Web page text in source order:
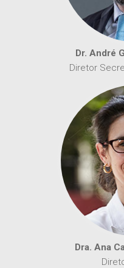
Dr. André
Diretor
Dra. Ana